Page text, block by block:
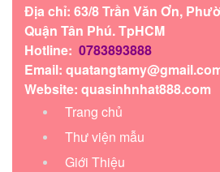
Địa chỉ: 63/8 Trần Văn Ơn,
Quận Tân Phú. TpHCM
Hotline: 0783893888
Email:
Website: quasinhnhat888.com
Trang chủ
Thư viện mẫu
Giới Thiệu